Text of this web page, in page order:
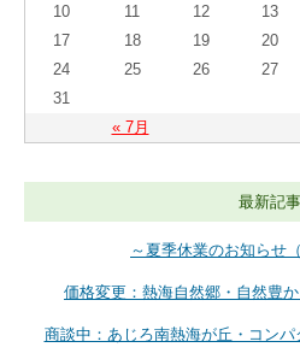
« 7月
10
11 12 13
17
18 19 20
24
25 26 27
31
最新記事
～夏季休業のお知らせ
価格変更：熱海自然郷・自然豊か
商談中：あじろ南熱海が丘・コンパ